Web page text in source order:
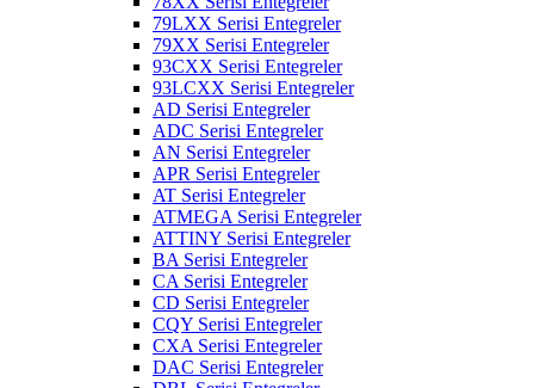
79LXX Serisi Entegreler
79XX Serisi Entegreler
93CXX Serisi Entegreler
93LCXX Serisi Entegreler
AD Serisi Entegreler
ADC Serisi Entegreler
AN Serisi Entegreler
APR Serisi Entegreler
AT Serisi Entegreler
ATMEGA Serisi Entegreler
ATTINY Serisi Entegreler
BA Serisi Entegreler
CA Serisi Entegreler
CD Serisi Entegreler
CQY Serisi Entegreler
CXA Serisi Entegreler
DAC Serisi Entegreler